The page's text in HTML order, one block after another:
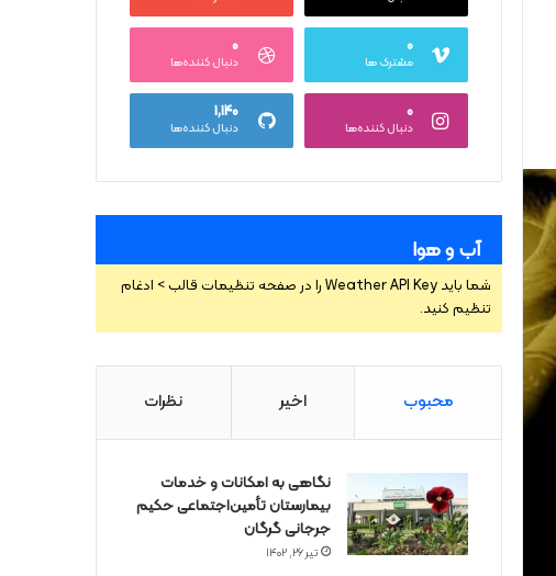
۰
مشترک ها
۰
دنبال کننده‌ها
۰
دنبال کننده‌ها
۱,۱۴۰
دنبال کننده‌ها
آب و هوا
شما باید Weather API Key را در صفحه تنظیمات قالب > ادغام
تنظیم کنید.
محبوب اخیر نظرات
نگاهی به امکانات و خدمات
بیمارستان تأمین‌اجتماعی حکیم
جرجانی گرگان
تیر ۲۶, ۱۴۰۲